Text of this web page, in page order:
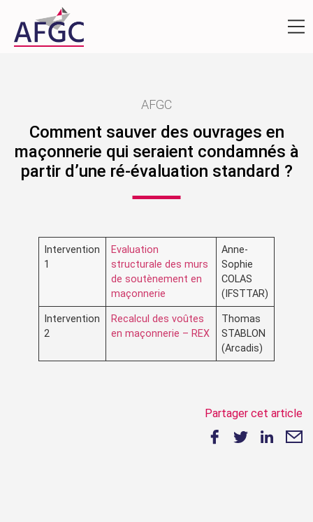
AFGC
Comment sauver des ouvrages en
maçonnerie qui seraient condamnés à
partir d’une ré-évaluation standard ?
Intervention
1
Evaluation
structurale des murs
de soutènement en
maçonnerie
Anne-
Sophie
COLAS
(IFSTTAR)
Intervention
2
Recalcul des voûtes
en maçonnerie – REX
Thomas
STABLON
(Arcadis)
Partager cet article